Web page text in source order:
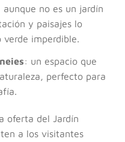
aunque no es un jardín
y paisajes lo
imperdible.
: un espacio que
perfecto para
oferta del Jardín
a los visitantes